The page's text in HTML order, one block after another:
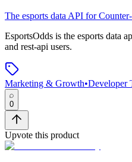
The esports data API for
EsportsOdds is the esports data
and rest-api users.
Marketing & Growth•Developer
0
Upvote this product